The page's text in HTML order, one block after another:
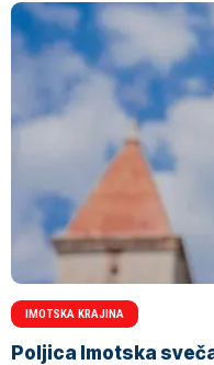
IMOTSKA KRAJINA
Poljica Imotska